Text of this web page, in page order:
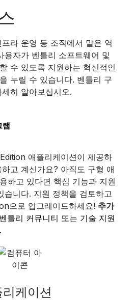
라 운영 등 조직에서 맡은 역
용자가 벤틀리 소프트웨어 및
수 있도록 지원하는 혁신적인
누릴 수 있습니다. 벤틀리 구
히 알아보십시오.
램
애플리케이션이 제공하
고 계신가요? 아직도 구형 애
하고 있다면 핵심 기능과 지원
습니다. 지원 정책을 검토하고
으로 업그레이드하세요! 추가
벤틀리 커뮤니티 또는 기술 지원
케이션